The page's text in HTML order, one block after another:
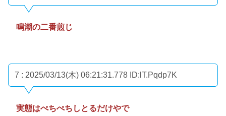
鳴潮の二番煎じ
7 : 2025/03/13(木) 06:21:31.778 ID:lT.Pqdp7K
実態はぺちぺちしとるだけやで